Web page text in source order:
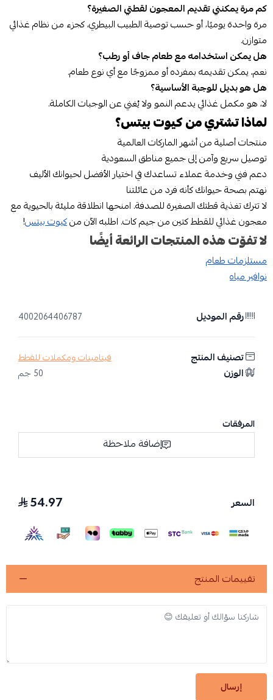
كم مرة يمكنني تقديم المعجون لقطتي الصغيرة؟
مرة واحدة يوميًا، أو حسب توصية الطبيب البيطري، كجزء من نظام غذائي
متوازن.
هل يمكن استخدامه مع طعام جاف أو رطب؟
نعم، يمكن تقديمه بمفرده أو ممزوجًا مع أي نوع طعام.
هل هو بديل للوجبة الأساسية؟
لا، هو مكمل غذائي يدعم النمو ولا يُغني عن الوجبات الكاملة.
لماذا تشتري من كيوت بيتس؟
منتجات أصلية من أشهر الماركات العالمية
توصيل سريع وآمن إلى جميع مناطق السعودية
دعم فني وخدمة عملاء تساعدك في اختيار الأفضل لحيوانك الأليف
نهتم بصحة حيوانك كأنه فرد من عائلتنا
لا تترك تغذية قطتك الصغيرة للصدفة. امنحها انطلاقة مليئة بالحيوية مع
معجون غذائي للقطط كتين من جيم كات. اطلبه الآن منكيوت بيتس!
لا تفوّت هذه المنتجات الرائعة أيضًا
مستلزمات طعام
نوافير مياه
رقم الموديل 4002064406787
تصنيف المنتج فيتامينات ومكملات للقطط
الوزن 50 جم
المرفقات
إضافة ملاحظة
السعر 54.97
تقييمات المنتج
إرسال